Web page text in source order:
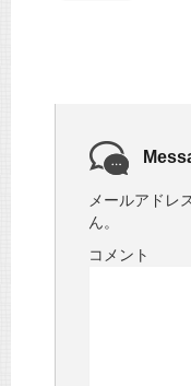
メールアドレ
ん。
コメント